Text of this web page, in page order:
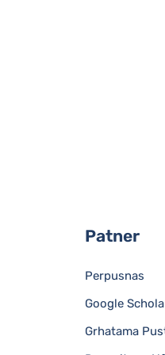
Patner
Perpusnas
Google
Grhatama